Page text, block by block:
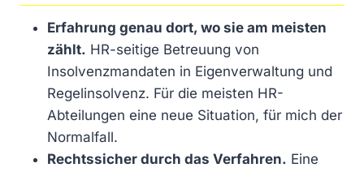
Erfahrung genau dort, wo sie am meisten
zählt. HR-seitige Betreuung von
Insolvenzmandaten in Eigenverwaltung und
Regelinsolvenz. Für die meisten HR-
Abteilungen eine neue Situation, für mich der
Normalfall.
Rechtssicher durch das Verfahren. Eine